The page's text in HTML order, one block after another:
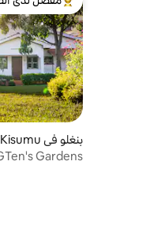
من أبرز البيوت
بنغلو في Kisumu